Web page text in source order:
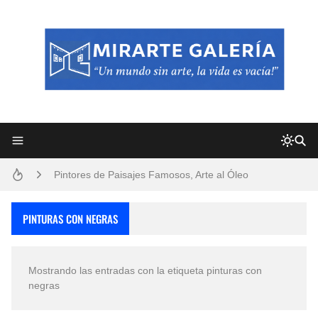
Pintores de Paisajes Famosos, Arte al Óleo
PINTURAS CON NEGRAS
Mostrando las entradas con la etiqueta pinturas con
negras